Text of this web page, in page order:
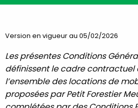
Version en vigueur au 05/02/2026
Les présentes Conditions
définissent le cadre
l’ensemble des locations de
proposées par Petit Forestier